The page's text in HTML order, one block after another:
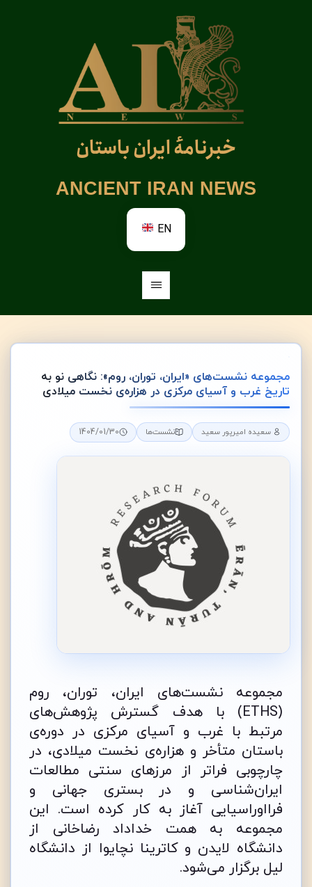
خبرنامهٔ ایران باستان
ANCIENT IRAN NEWS
EN
مجموعه‌ نشست‌های «ایران، توران، روم»: نگاهی نو به
تاریخ غرب و آسیای مرکزی در هزاره‌ی نخست میلادی
سعیده امیرپور سعید نشست‌ها 1404/01/30
مجموعه‌ نشست‌های ایران، توران، روم
(ETHS) با هدف گسترش پژوهش‌های
مرتبط با غرب و آسیای مرکزی در دوره‌ی
باستان متأخر و هزاره‌ی نخست میلادی، در
چارچوبی فراتر از مرزهای سنتی مطالعات
ایران‌شناسی و در بستری جهانی و
فرااوراسیایی آغاز به کار کرده است. این
مجموعه به همت خداداد رضاخانی از
دانشگاه لایدن و کاترینا نچایوا از دانشگاه
لیل برگزار می‌شود.